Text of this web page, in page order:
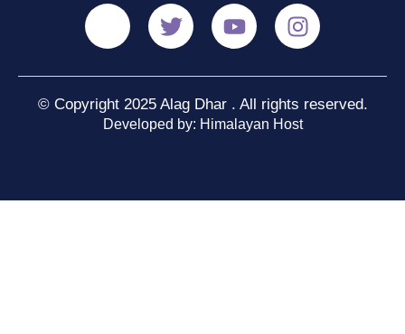
© Copyright 2025 Alag Dhar . All rights reserved.
Developed by: Himalayan Host